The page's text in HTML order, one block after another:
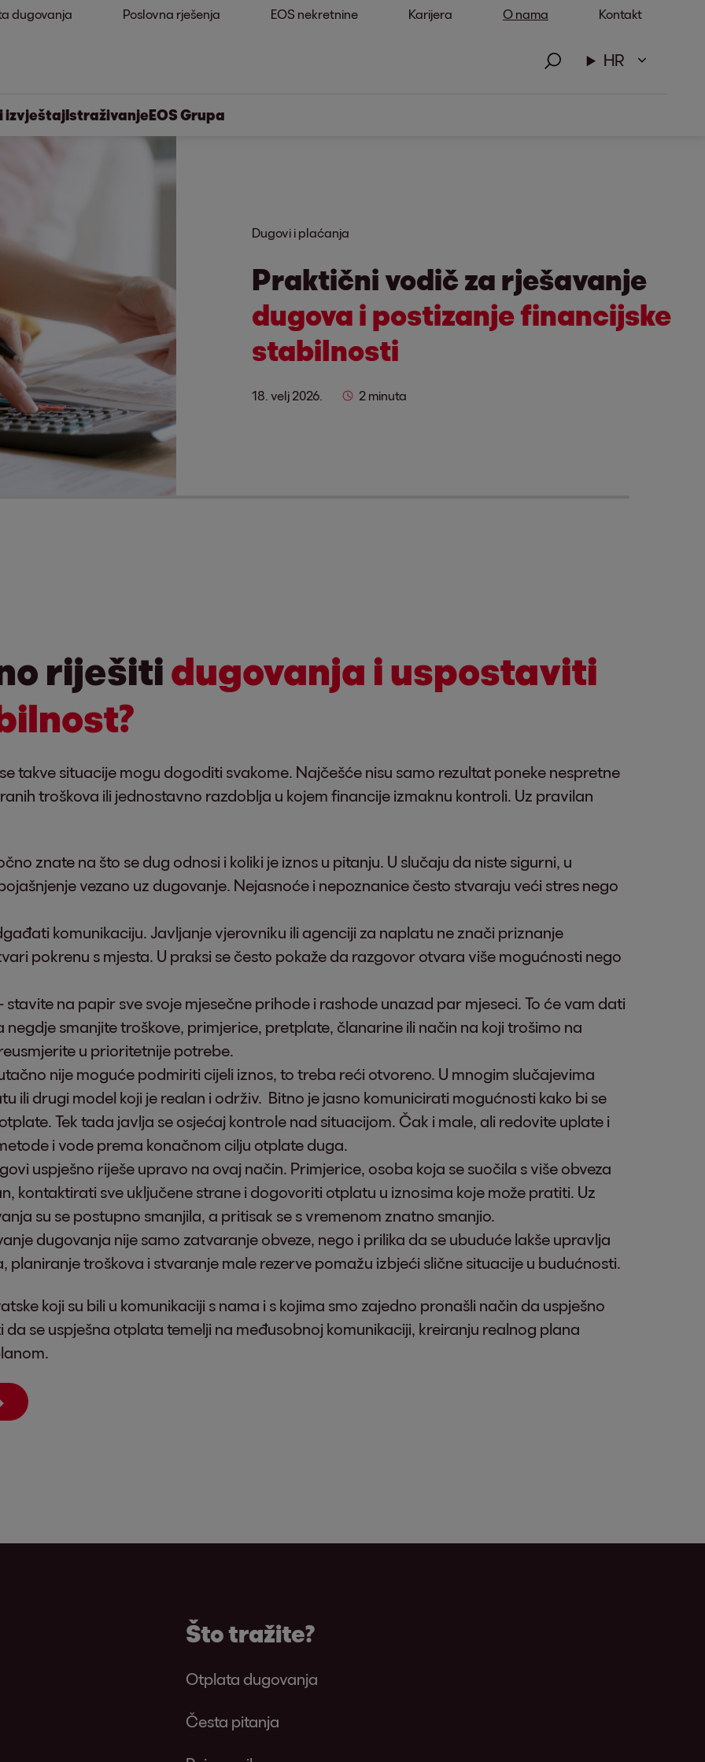
dugovanja Poslovna rješenja EOS nekretnine Karijera O nama Kontakt
HR
izvještajIstraživanjeEOS Grupa
Dugovi i plaćanja
Praktični vodič za rješavanje
dugova i postizanje financijske
stabilnosti
18. velj 2026. 2 minuta
riješitidugovanja i uspostaviti
takve situacije mogu dogoditi svakome. Najčešće nisu samo rezultat poneke nespretne
troškova ili jednostavno razdoblja u kojem financije izmaknu kontroli. Uz pravilan
znate na što se dug odnosi i koliki je iznos u pitanju. U slučaju da niste sigurni, u
vezano uz dugovanje. Nejasnoće i nepoznanice često stvaraju veći stres nego
komunikaciju. Javljanje vjerovniku ili agenciji za naplatu ne znači priznanje
pokrenu s mjesta. U praksi se često pokaže da razgovor otvara više mogućnosti nego
stavite na papir sve svoje mjesečne prihode i rashode unazad par mjeseci. To će vam dati
smanjite troškove, primjerice, pretplate, članarine ili način na koji trošimo na
u prioritetnije potrebe.
nije moguće podmiriti cijeli iznos, to treba reći otvoreno. U mnogim slučajevima
ili drugi model koji je realan i održiv. Bitno je jasno komunicirati mogućnosti kako bi se
Tek tada javlja se osjećaj kontrole nad situacijom. Čak i male, ali redovite uplate i
i vode prema konačnom cilju otplate duga.
uspješno riješe upravo na ovaj način. Primjerice, osoba koja se suočila s više obveza
kontaktirati sve uključene strane i dogovoriti otplatu u iznosima koje može pratiti. Uz
su se postupno smanjila, a pritisak se s vremenom znatno smanjio.
dugovanja nije samo zatvaranje obveze, nego i prilika da se ubuduće lakše upravlja
planiranje troškova i stvaranje male rezerve pomažu izbjeći slične situacije u budućnosti.
koji su bili u komunikaciji s nama i s kojima smo zajedno pronašli način da uspješno
se uspješna otplata temelji na međusobnoj komunikaciji, kreiranju realnog plana
Što tražite?
Otplata dugovanja
Česta pitanja